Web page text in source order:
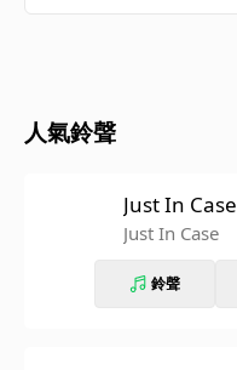
人氣鈴聲
Just In Case
Just In Case
鈴聲